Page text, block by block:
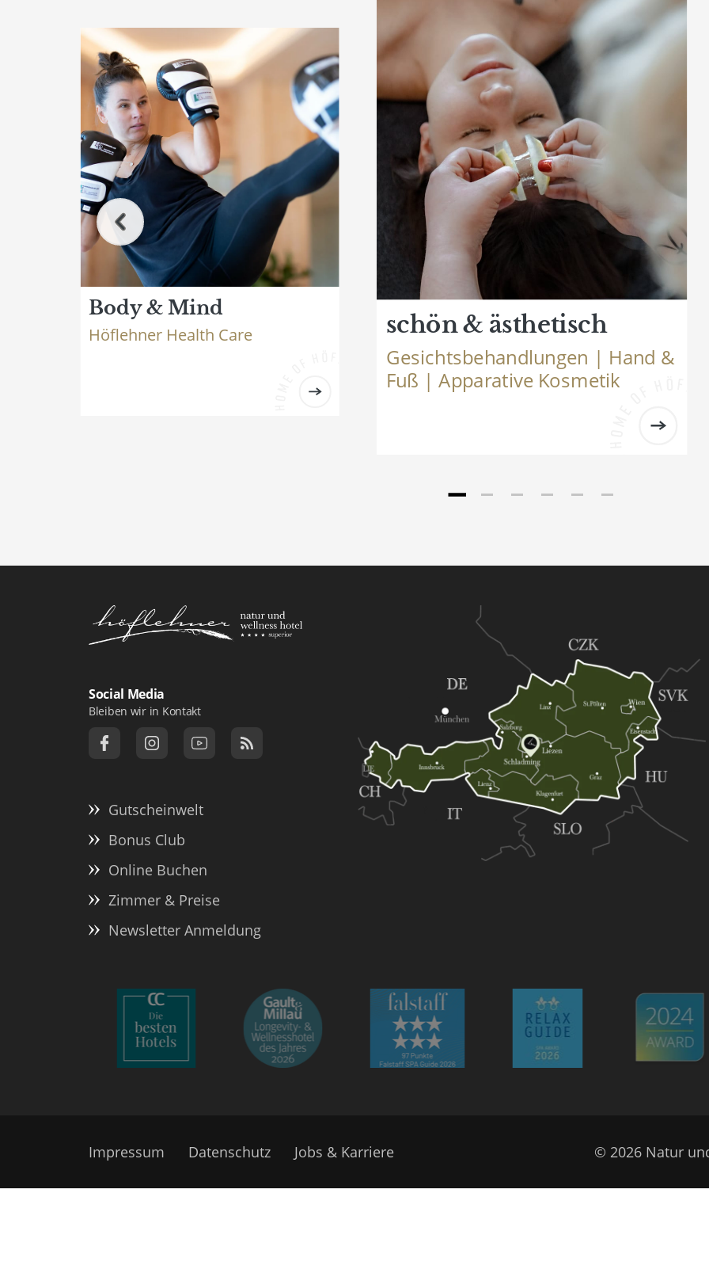
schön & ästhetisch
Gesichtsbehandlungen | Hand &
Fuß | Apparative Kosmetik
Body & Mind
Höflehner Health Care
Logo Natur- und Wellnesshotel Höflehner ****S
Social Media
Bleiben wir in Kontakt
Gutscheinwelt
Bonus Club
Online Buchen
Zimmer & Preise
Newsletter Anmeldung
Impressum Datenschutz Jobs & Karriere © 2026 Natur